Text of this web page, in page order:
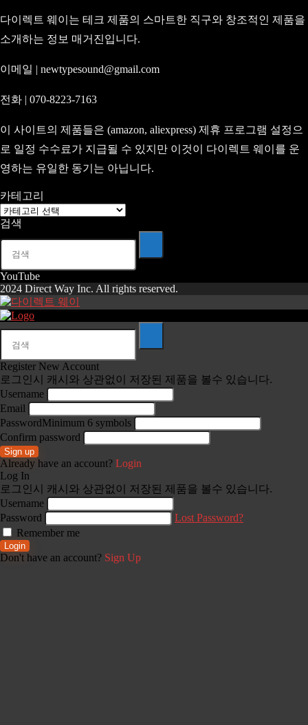
다이렉트 웨이는 테크 제품의 스마트한 직구와 창조적인 제품을
소개하는 정보 매거진입니다.
이메일 | newtypesound@gmail.com
전화 | 070-8223-7163
이 사이트의 제품들은 (amazon, aliexpress) 제휴 프로그램 설정으
로 일정 수수료가 지급될 수 있지만 이것이 다이렉트 웨이를 운
영하는 유일한 동기는 아닙니다.
카테고리
카
테
고
검색
YouTube
2024 Direct Way Inc. All rights reserved.
Register New Account
로그인시 캐시와 상관없이 저장된 제품을 볼수 있습니다.
Username
Email
PasswordMinimum 6 symbols
Confirm password
Sign up
Already have an account? Login
Log In
로그인시 캐시와 상관없이 저장된 제품을 볼수 있습니다.
Username
Password
Lost Password?
Remember me
Login
Don't have an account? Sign Up